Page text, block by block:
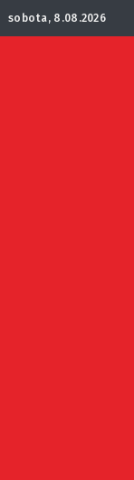
sobota, 8.08.2026